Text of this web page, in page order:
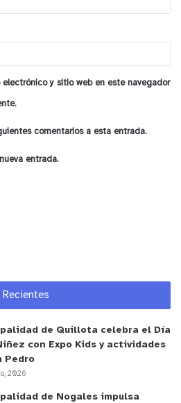
electrónico y sitio web en este navegador
comentarios a esta entrada.
entrada.
Recientes
de Quillota celebra el Día
con Expo Kids y actividades
Pedro
2026
de Nogales impulsa